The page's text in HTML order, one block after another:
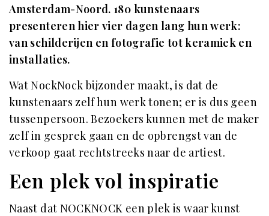
Amsterdam-Noord. 180 kunstenaars
presenteren hier vier dagen lang hun werk:
van schilderijen en fotografie tot keramiek en
installaties.
Wat NockNock bijzonder maakt, is dat de
kunstenaars zelf hun werk tonen; er is dus geen
tussenpersoon. Bezoekers kunnen met de maker
zelf in gesprek gaan en de opbrengst van de
verkoop gaat rechtstreeks naar de artiest.
Een plek vol inspiratie
Naast dat NOCKNOCK een plek is waar kunst